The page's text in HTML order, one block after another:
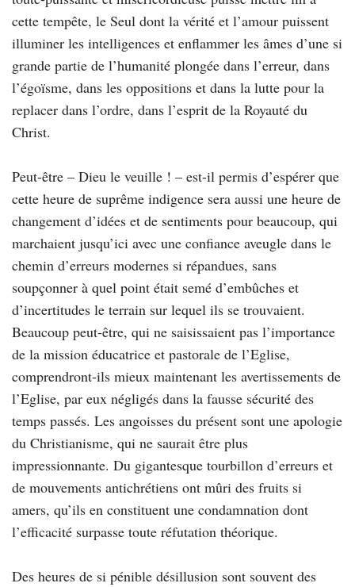
cette tempête, le Seul dont la vérité et l’amour puissent
illuminer les intelligences et enflammer les âmes d’une si
grande partie de l’humanité plongée dans l’erreur, dans
l’égoïsme, dans les oppositions et dans la lutte pour la
replacer dans l’ordre, dans l’esprit de la Royauté du
Christ.
Peut-être – Dieu le veuille ! – est-il permis d’espérer que
cette heure de suprême indigence sera aussi une heure de
changement d’idées et de sentiments pour beaucoup, qui
marchaient jusqu’ici avec une confiance aveugle dans le
chemin d’erreurs modernes si répandues, sans
soupçonner à quel point était semé d’embûches et
d’incertitudes le terrain sur lequel ils se trouvaient.
Beaucoup peut-être, qui ne saisissaient pas l’importance
de la mission éducatrice et pastorale de l’Eglise,
comprendront-ils mieux maintenant les avertissements de
l’Eglise, par eux négligés dans la fausse sécurité des
temps passés. Les angoisses du présent sont une apologie
du Christianisme, qui ne saurait être plus
impressionnante. Du gigantesque tourbillon d’erreurs et
de mouvements antichrétiens ont mûri des fruits si
amers, qu’ils en constituent une condamnation dont
l’efficacité surpasse toute réfutation théorique.
Des heures de si pénible désillusion sont souvent des